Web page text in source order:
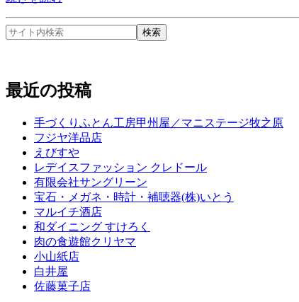
最近の投稿
手づくりふとん工房甲州屋／マニステージ牧之原
フジヤ洋品店
えびすや
レデイスファッション クレドール
有限会社サングリーン
宝石・メガネ・時計・補聴器(株)いとう
マルイチ酒店
和ダイニング すけろく
肉の食遊館クリヤマ
小山紙店
白井屋
佐藤菓子店